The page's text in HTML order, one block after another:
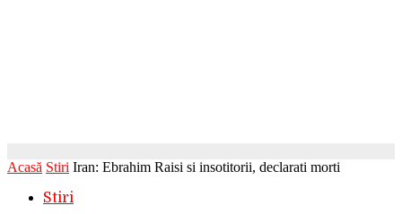
Acasă Stiri Iran: Ebrahim Raisi si insotitorii, declarati morti
Stiri